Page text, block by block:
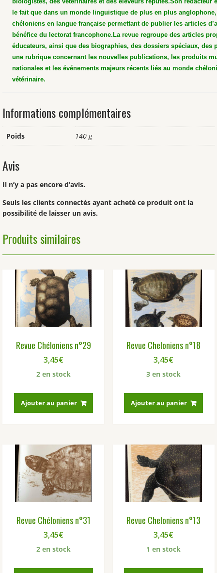
le fait que dans un monde linguistique de plus en plus
chéloniens en langue française permettant de publier les articles
bénéfice du lectorat francophone. La revue regroupe des articles
éducateurs, ainsi que des biographies, des dossiers spéciaux, des
une rubrique concernant les nouvelles publications, les produits
nationales et les événements majeurs récents liés au monde
vétérinaire.
Informations complémentaires
Poids 140 g
Avis
Il n’y a pas encore d’avis.
Seuls les clients connectés ayant acheté ce produit ont la
possibilité de laisser un avis.
Produits similaires
Revue Chéloniens n°29
3,45€
2 en stock
Ajouter au panier
Revue Cheloniens n°18
3,45€
3 en stock
Ajouter au panier
Revue Chéloniens n°31
3,45€
2 en stock
Revue Cheloniens n°13
3,45€
1 en stock